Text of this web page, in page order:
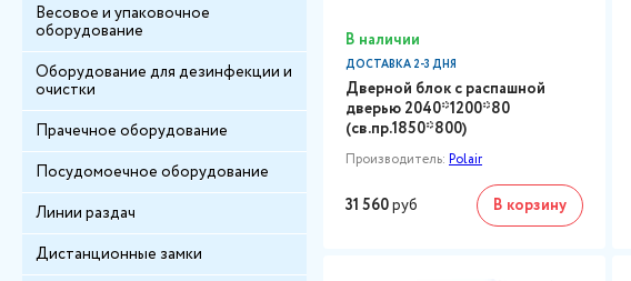
Весовое и упаковочное
оборудование
Оборудование для дезинфекции и
очистки
Прачечное оборудование
Посудомоечное оборудование
Линии раздач
Дистанционные замки
В наличии
ДОСТАВКА 2-3 ДНЯ
Дверной блок с распашной
дверью 2040*1200*80
(св.пр.1850*800)
Производитель: Polair
31 560руб В корзину